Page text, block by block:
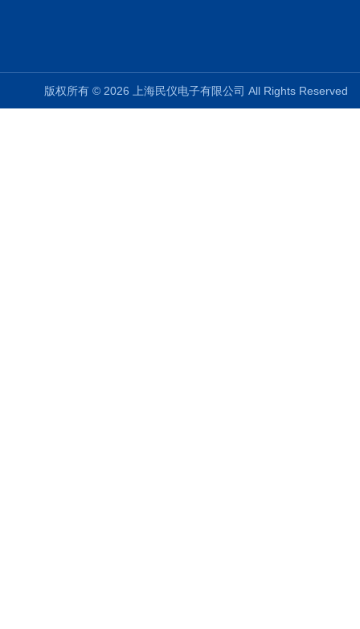
版权所有 © 2026 上海民仪电子有限公司 All Rights